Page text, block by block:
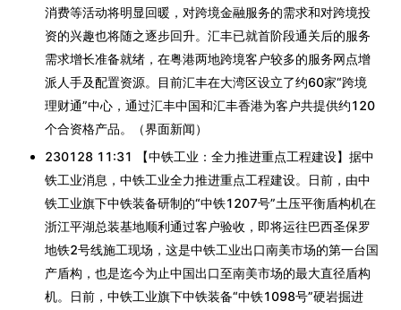
消费等活动将明显回暖，对跨境金融服务的需求和对跨境投
资的兴趣也将随之逐步回升。汇丰已就首阶段通关后的服务
需求增长准备就绪，在粤港两地跨境客户较多的服务网点增
派人手及配置资源。目前汇丰在大湾区设立了约60家“跨境
理财通”中心，通过汇丰中国和汇丰香港为客户共提供约120
个合资格产品。（界面新闻）
230128 11:31 【中铁工业：全力推进重点工程建设】据中
铁工业消息，中铁工业全力推进重点工程建设。日前，由中
铁工业旗下中铁装备研制的“中铁1207号”土压平衡盾构机在
浙江平湖总装基地顺利通过客户验收，即将运往巴西圣保罗
地铁2号线施工现场，这是中铁工业出口南美市场的第一台国
产盾构，也是迄今为止中国出口至南美市场的最大直径盾构
机。日前，中铁工业旗下中铁装备“中铁1098号”硬岩掘进